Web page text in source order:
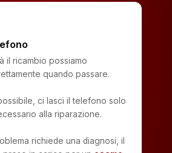
il ricambio possiamo
quando passare.
ci lasci il telefono solo
alla riparazione.
richiede una diagnosi, il